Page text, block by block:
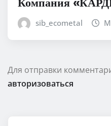
sib_ecometal
Для отправки
авторизоваться